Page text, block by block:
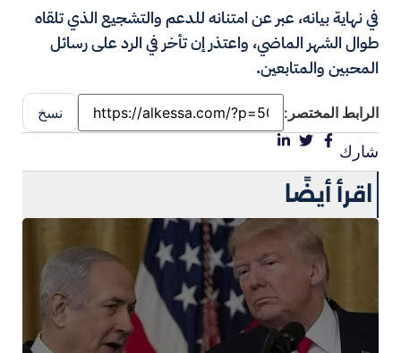
في نهاية بيانه، عبر عن امتنانه للدعم والتشجيع الذي تلقاه
طوال الشهر الماضي، واعتذر إن تأخر في الرد على رسائل
المحبين والمتابعين.
الرابط المختصر: نسخ
شارك
اقرأ أيضًا